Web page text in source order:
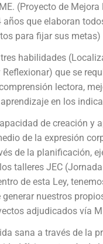
(Proyecto de Mejora
años que elaboran
para fijar sus metas)
habilidades
que se
lectora,
en los
de creación y
de la expresión
de la planificación,
talleres JEC
de esta Ley,
nuestros
adjudicados vía
sana a través de la